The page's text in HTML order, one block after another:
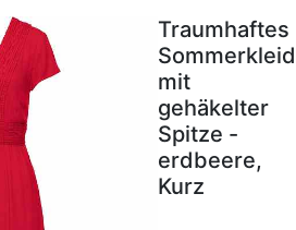
Traumhaftes
Sommerkleid
mit
gehäkelter
Spitze -
erdbeere,
Kurz